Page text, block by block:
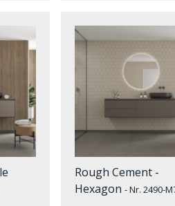
Rough Cement -
Hexagon- Nr. 2490-